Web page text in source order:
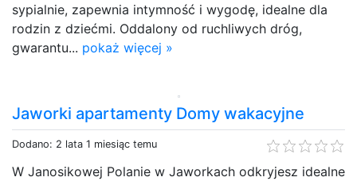
sypialnie, zapewnia intymność i wygodę, idealne dla
rodzin z dziećmi. Oddalony od ruchliwych dróg,
gwarantu... pokaż więcej »
Jaworki apartamenty Domy wakacyjne
Dodano: 2 lata 1 miesiąc temu
W Janosikowej Polanie w Jaworkach odkryjesz idealne